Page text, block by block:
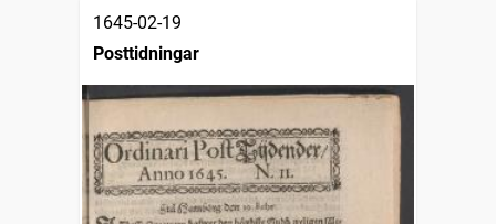
1645-02-19
Posttidningar